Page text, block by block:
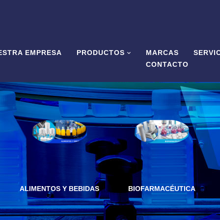
EMPRESA PRODUCTOS MARCAS
CONTACTO
ALIMENTOS Y BEBIDAS BIOFARMACÉUTICA